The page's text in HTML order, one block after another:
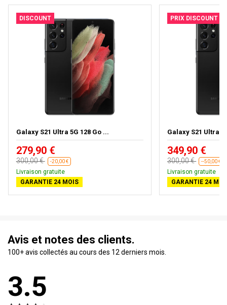
DISCOUNT
Galaxy S21 Ultra 5G 128 Go ...
279,90 €
300,00 € -20,00 €
Livraison gratuite
GARANTIE 24 MOIS
PRIX DISCOUNT
Galaxy S21 Ultra
349,90 €
300,00 € --50,00 €
Livraison gratuite
GARANTIE 24
Avis et notes des clients.
100+ avis collectés au cours des 12 derniers mois.
3.5